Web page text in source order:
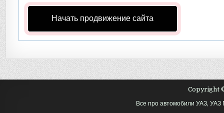
Начать продвижение сайта
Copyright
Все про автомобили УАЗ, УАЗ